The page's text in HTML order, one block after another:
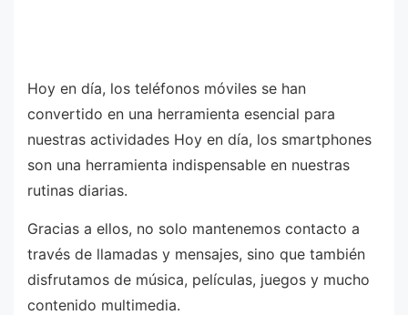
Hoy en día, los teléfonos móviles se han
convertido en una herramienta esencial para
nuestras actividades Hoy en día, los smartphones
son una herramienta indispensable en nuestras
rutinas diarias.
Gracias a ellos, no solo mantenemos contacto a
través de llamadas y mensajes, sino que también
disfrutamos de música, películas, juegos y mucho
contenido multimedia.